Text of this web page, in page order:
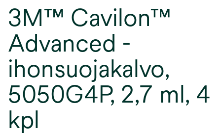
3M™ Cavilon™
Advanced -
ihonsuojakalvo,
5050G4P, 2,7 ml, 4
kpl